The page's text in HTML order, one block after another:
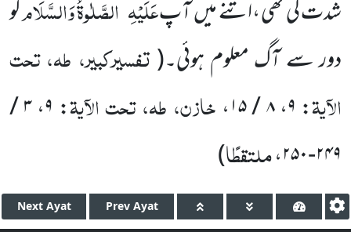
شدت کی تھی ،اتنے میں آپعَلَیْہِ الصَّلٰوۃُ وَالسَّلَامکو
دور سے آگ معلوم ہوئی۔(تفسیرکبیر، طہ، تحت
الآیۃ: ۹،۸ / ۱۵ ، خازن، طہ، تحت الآیۃ: ۹، ۳ /
۲۴۹-۲۵۰
،ملتقطًا)
Next Ayat Prev Ayat